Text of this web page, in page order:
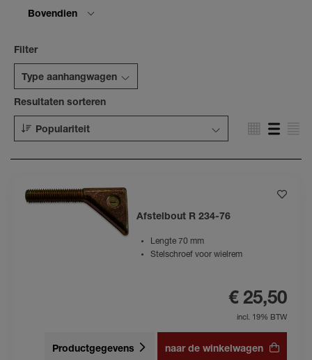
Bovendien
Filter
Type aanhangwagen
Resultaten sorteren
Populariteit
Afstelbout R 234-76
Lengte 70 mm
Stelschroef voor wielrem
€ 25,50
incl. 19% BTW
Productgegevens naar de winkelwagen